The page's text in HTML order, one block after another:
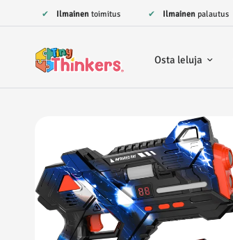
Ilmainen toimitus Ilmainen palautus
Osta leluja